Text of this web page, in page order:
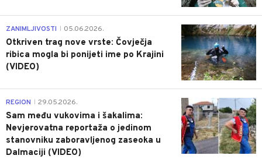
0
ZANIMLJIVOSTI 05.06.2026.
Otkriven trag nove vrste: Čovječja
ribica mogla bi ponijeti ime po Krajini
(VIDEO)
0
REGION 29.05.2026.
Sam među vukovima i šakalima:
Nevjerovatna reportaža o jedinom
stanovniku zaboravljenog zaseoka u
Dalmaciji (VIDEO)